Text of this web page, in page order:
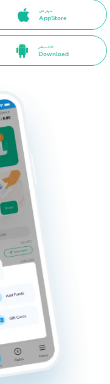
متوفر على
AppStore
مباشر APK
Download